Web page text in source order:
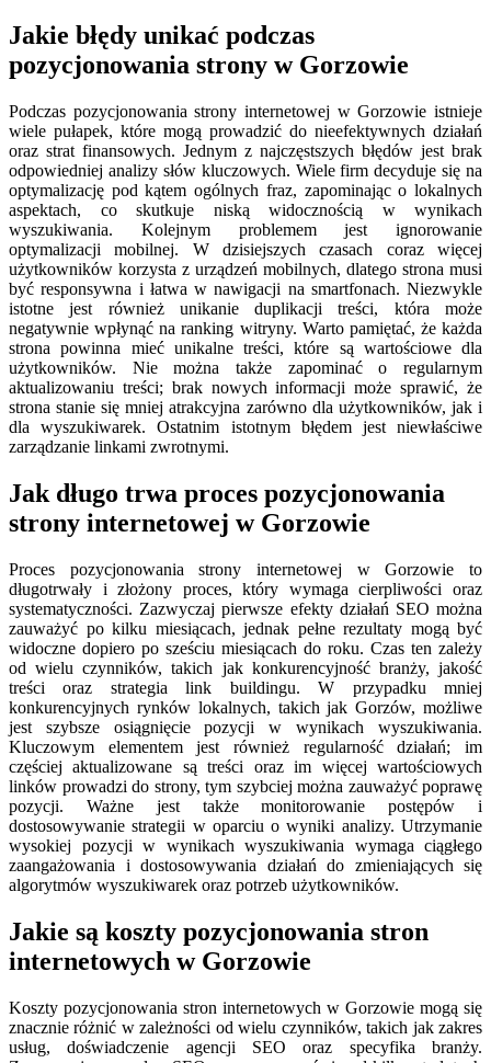
Jakie błędy unikać podczas
pozycjonowania strony w Gorzowie
Podczas pozycjonowania strony internetowej w Gorzowie istnieje
wiele pułapek, które mogą prowadzić do nieefektywnych działań
oraz strat finansowych. Jednym z najczęstszych błędów jest brak
odpowiedniej analizy słów kluczowych. Wiele firm decyduje się na
optymalizację pod kątem ogólnych fraz, zapominając o lokalnych
aspektach, co skutkuje niską widocznością w wynikach
wyszukiwania. Kolejnym problemem jest ignorowanie
optymalizacji mobilnej. W dzisiejszych czasach coraz więcej
użytkowników korzysta z urządzeń mobilnych, dlatego strona musi
być responsywna i łatwa w nawigacji na smartfonach. Niezwykle
istotne jest również unikanie duplikacji treści, która może
negatywnie wpłynąć na ranking witryny. Warto pamiętać, że każda
strona powinna mieć unikalne treści, które są wartościowe dla
użytkowników. Nie można także zapominać o regularnym
aktualizowaniu treści; brak nowych informacji może sprawić, że
strona stanie się mniej atrakcyjna zarówno dla użytkowników, jak i
dla wyszukiwarek. Ostatnim istotnym błędem jest niewłaściwe
zarządzanie linkami zwrotnymi.
Jak długo trwa proces pozycjonowania
strony internetowej w Gorzowie
Proces pozycjonowania strony internetowej w Gorzowie to
długotrwały i złożony proces, który wymaga cierpliwości oraz
systematyczności. Zazwyczaj pierwsze efekty działań SEO można
zauważyć po kilku miesiącach, jednak pełne rezultaty mogą być
widoczne dopiero po sześciu miesiącach do roku. Czas ten zależy
od wielu czynników, takich jak konkurencyjność branży, jakość
treści oraz strategia link buildingu. W przypadku mniej
konkurencyjnych rynków lokalnych, takich jak Gorzów, możliwe
jest szybsze osiągnięcie pozycji w wynikach wyszukiwania.
Kluczowym elementem jest również regularność działań; im
częściej aktualizowane są treści oraz im więcej wartościowych
linków prowadzi do strony, tym szybciej można zauważyć poprawę
pozycji. Ważne jest także monitorowanie postępów i
dostosowywanie strategii w oparciu o wyniki analizy. Utrzymanie
wysokiej pozycji w wynikach wyszukiwania wymaga ciągłego
zaangażowania i dostosowywania działań do zmieniających się
algorytmów wyszukiwarek oraz potrzeb użytkowników.
Jakie są koszty pozycjonowania stron
internetowych w Gorzowie
Koszty pozycjonowania stron internetowych w Gorzowie mogą się
znacznie różnić w zależności od wielu czynników, takich jak zakres
usług, doświadczenie agencji SEO oraz specyfika branży.